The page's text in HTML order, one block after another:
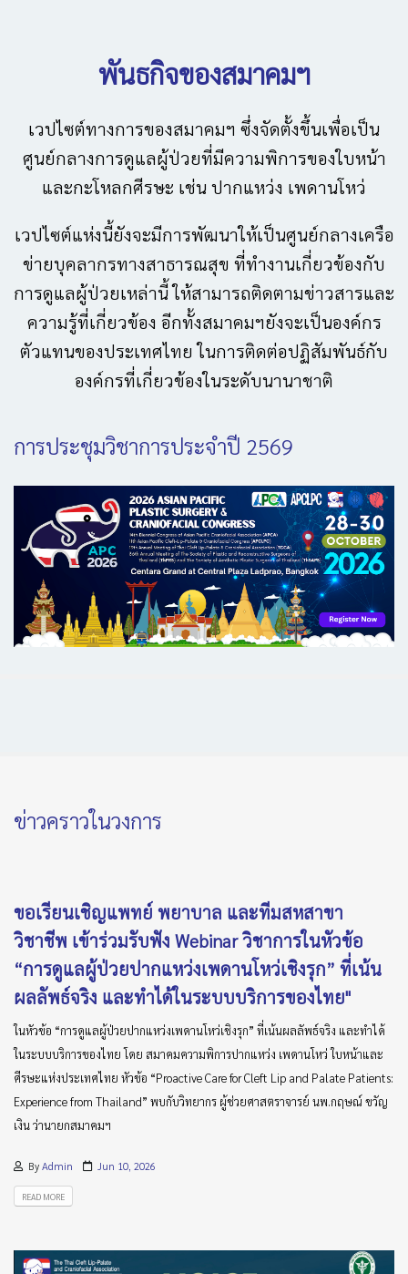
พันธกิจของสมาคมฯ
เวปไซต์ทางการของสมาคมฯ ซึ่งจัดตั้งขึ้นเพื่อเป็น
ศูนย์กลางการดูแลผู้ป่วยที่มีความพิการของใบหน้า
และกะโหลกศีรษะ เช่น ปากแหว่ง เพดานโหว่
เวปไซต์แห่งนี้ยังจะมีการพัฒนาให้เป็นศูนย์กลางเครือ
ข่ายบุคลากรทางสาธารณสุข ที่ทำงานเกี่ยวข้องกับ
การดูแลผู้ป่วยเหล่านี้ ให้สามารถติดตามข่าวสารและ
ความรู้ที่เกี่ยวข้อง อีกทั้งสมาคมฯยังจะเป็นองค์กร
ตัวแทนของประเทศไทย ในการติดต่อปฏิสัมพันธ์กับ
องค์กรที่เกี่ยวข้องในระดับนานาชาติ
การประชุมวิชาการประจำปี 2569
ข่าวคราวในวงการ
ขอเรียนเชิญแพทย์ พยาบาล และทีมสหสาขา
วิชาชีพ เข้าร่วมรับฟัง Webinar วิชาการในหัวข้อ
“การดูแลผู้ป่วยปากแหว่งเพดานโหว่เชิงรุก” ที่เน้น
ผลลัพธ์จริง และทำได้ในระบบบริการของไทย"
ในหัวข้อ “การดูแลผู้ป่วยปากแหว่งเพดานโหว่เชิงรุก” ที่เน้นผลลัพธ์จริง และทำได้
ในระบบบริการของไทย โดย สมาคมความพิการปากแหว่ง เพดานโหว่ ใบหน้าและ
ศีรษะแห่งประเทศไทย หัวข้อ “Proactive Care for Cleft Lip and Palate Patients:
Experience from Thailand” พบกับวิทยากร ผู้ช่วยศาสตราจารย์ นพ.กฤษณ์ ขวัญ
เงิน ว่านายกสมาคมฯ
By Admin Jun 10, 2026
READ MORE